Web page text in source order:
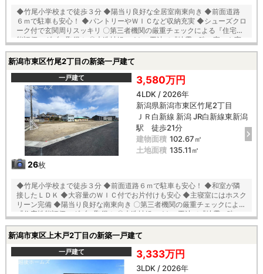
◆竹尾小学校まで徒歩３分 ◆陽当り良好な全居室南東向き ◆前面道路
６ｍで駐車も安心！ ◆パントリーやＷＩＣなど収納充実 ◆シューズクロ
ーク付で玄関周りスッキリ 〇第三者機関の厳重チェックによる『住宅性
能評価』ダブル取得！ 〇木造軸組×パネル工法で『地震に強い家』を実
２０年保証！ 〇建物は安心の１０年保証（最大３５年まで延長可※条件
有） 〇雨で汚れを落とす機能付き『外壁サイディング』 〇夏は強い日差
しをカット、冬は暖か『全窓複層ガラス・樹脂アングルサッシ』 【教
育】 竹尾小学校 徒歩３分 木戸中学校 徒歩２３分
新潟市東区竹尾2丁目の新築一戸建て
一戸建て
26枚
3,580万円
4LDK / 2026年
新潟県新潟市東区竹尾2丁目
ＪＲ白新線 新潟 JR白新線東新潟
駅 徒歩21分
建物面積 102.67㎡
土地面積 135.11㎡
◆竹尾小学校まで徒歩３分 ◆前面道路６ｍで駐車も安心！ ◆和室が隣
接したＬＤＫ ◆大容量のＷＩＣ付でお片付けも安心 ◆主寝室にはホスク
リーン完備 ◆陽当り良好な南東向き 〇第三者機関の厳重チェックによる
『住宅性能評価』ダブル取得！ 〇木造軸組×パネル工法で『地震に強い
は安心の２０年保証！ 〇建物は安心の１０年保証（最大３５年まで延長
可※条件有） 〇雨で汚れを落とす機能付き『外壁サイディング』 〇夏は
強い日差しをカット、冬は暖か『全窓複層ガラス・樹脂アングルサッ
シ』 【教育】 竹尾小学校 徒歩３分 木戸中学校 徒歩２３分
新潟市東区上木戸2丁目の新築一戸建て
一戸建て 3,333万円
3LDK / 2026年